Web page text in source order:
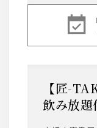
【匠-TAKUMI-コース】ライト
飲み放題